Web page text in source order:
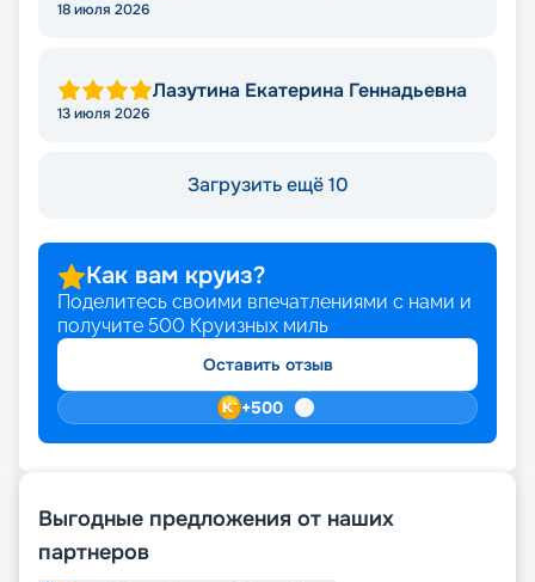
18 июля 2026
Лазутина Екатерина Геннадьевна
13 июля 2026
Загрузить ещё 10
Как вам круиз?
Поделитесь своими впечатлениями с нами и
получите 500 Круизных миль
Оставить отзыв
+500
Выгодные предложения от наших
партнеров